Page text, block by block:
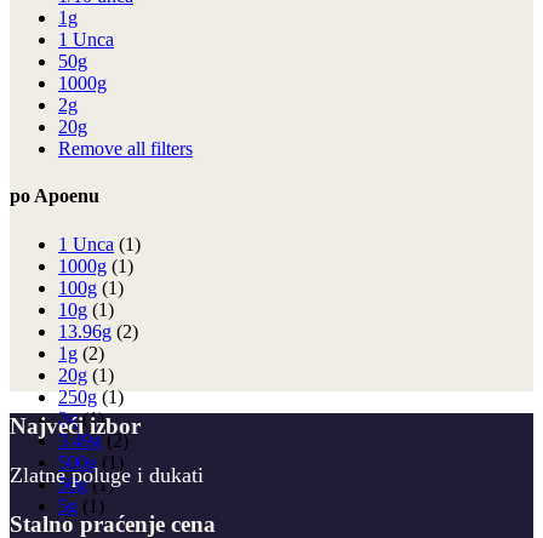
1g
1 Unca
50g
1000g
2g
20g
Remove all filters
po Apoenu
1 Unca (1)
1000g (1)
100g (1)
10g (1)
13.96g (2)
1g (2)
20g (1)
250g (1)
2g (1)
3.49g (2)
500g (1)
50g (1)
5g (1)
Najveći izbor
Zlatne poluge i dukati
Stalno praćenje cena